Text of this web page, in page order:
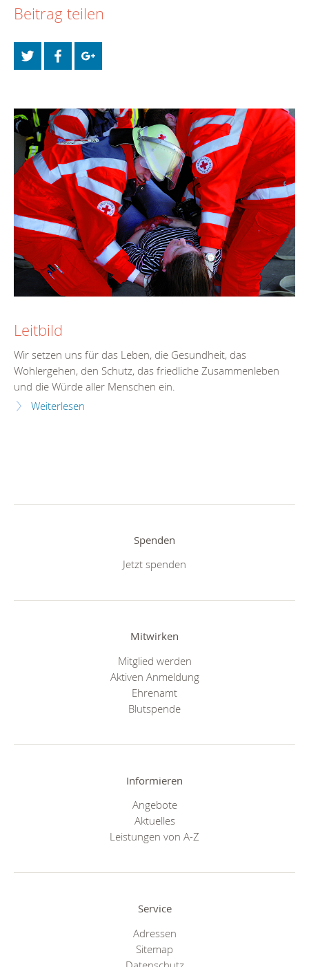
Beitrag teilen
Leitbild
Wir setzen uns für das Leben, die Gesundheit, das
Wohlergehen, den Schutz, das friedliche Zusammenleben
und die Würde aller Menschen ein.
Weiterlesen
Spenden
Jetzt spenden
Mitwirken
Mitglied werden
Aktiven Anmeldung
Ehrenamt
Blutspende
Informieren
Angebote
Aktuelles
Leistungen von A-Z
Service
Adressen
Sitemap